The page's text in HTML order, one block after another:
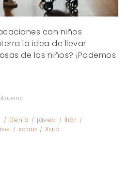
con niños
la idea de llevar
de los niños? ¡Podemos
Denia javea
llibr
xabia Xaló